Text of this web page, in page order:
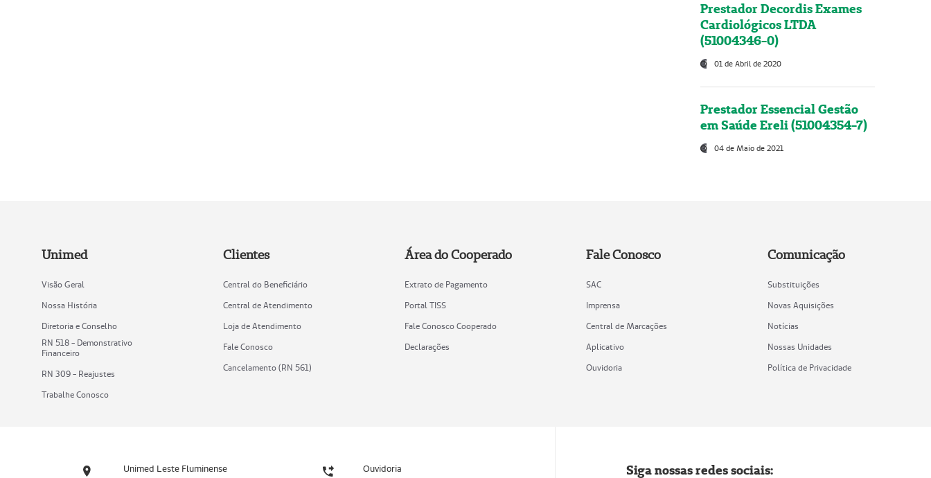
Prestador Decordis Exames
Cardiológicos LTDA
(51004346-0)
01 de Abril de 2020
Prestador Essencial Gestão
em Saúde Ereli (51004354-7)
04 de Maio de 2021
Unimed
Visão Geral
Nossa História
Diretoria e Conselho
RN 518 - Demonstrativo
Financeiro
RN 309 - Reajustes
Trabalhe Conosco
Clientes
Central do Beneficiário
Central de Atendimento
Loja de Atendimento
Fale Conosco
Cancelamento (RN 561)
Área do Cooperado
Extrato de Pagamento
Portal TISS
Fale Conosco Cooperado
Declarações
Fale Conosco
SAC
Imprensa
Central de Marcações
Aplicativo
Ouvidoria
Comunicação
Substituições
Novas Aquisições
Notícias
Nossas Unidades
Política de Privacidade
Unimed Leste Fluminense Ouvidoria Siga nossas redes sociais: